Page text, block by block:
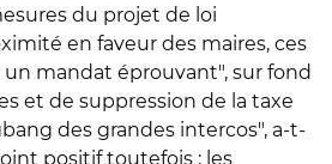
du projet de loi
en faveur des maires, ces
mandat éprouvant", sur fond
et de suppression de la taxe
des grandes intercos", a-t-
positif toutefois : les